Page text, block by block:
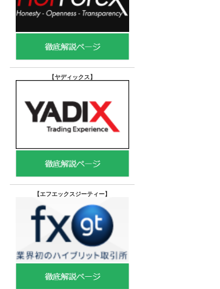
【ヤディックス】
【エフエックスジーティー】